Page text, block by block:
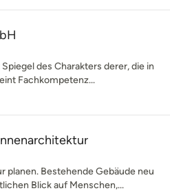
des Charakters derer, die in
Fachkompetenz...
planen. Bestehende Gebäude neu
Blick auf Menschen,...